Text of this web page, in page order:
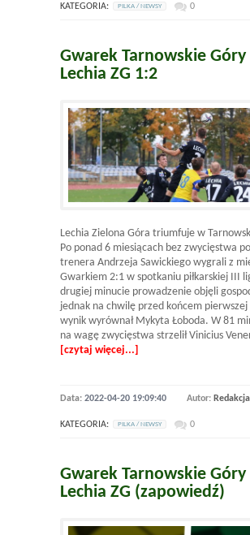
KATEGORIA: PILKA / NEWSY 0
Gwarek Tarnowskie Góry
Lechia ZG 1:2
Lechia Zielona Góra triumfuje w
Po ponad 6 miesiącach bez zwycięstwa
trenera Andrzeja Sawickiego wygrali z
Gwarkiem 2:1 w spotkaniu piłkarskiej III
drugiej minucie prowadzenie objęli
jednak na chwilę przed końcem
wynik wyrównał Mykyta Łoboda. W 81
na wagę zwycięstwa strzelił Vinicius
[czytaj więcej...]
Data: 2022-04-20 19:09:40 Autor: Redakcja
KATEGORIA: PILKA / NEWSY 0
Gwarek Tarnowskie Góry
Lechia ZG (zapowiedź)